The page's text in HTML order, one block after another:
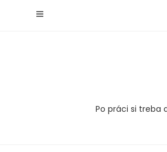
Po práci si treba